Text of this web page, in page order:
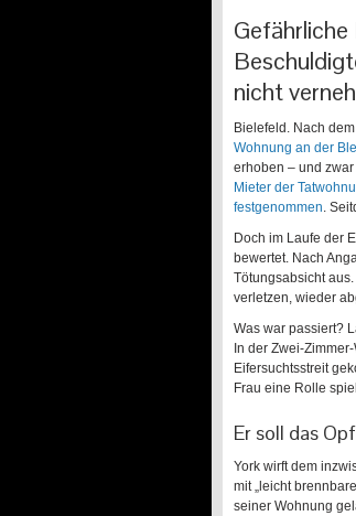
nicht
Bielefeld. Nach
Wohnung an der
erhoben – und
Mieter der
festgenommen.
Doch im Laufe der
bewertet. Nach
Tötungsabsicht
verletzen, wieder
Was war passiert?
In der Zwei-
Eifersuchtsstreit
Frau eine Rolle
Er soll das
York wirft dem
mit „leicht
seiner Wohnung